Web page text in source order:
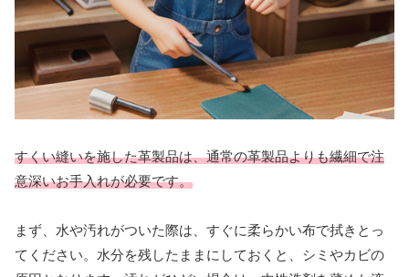
すくい縫いを施した革製品は、通常の革製品よりも繊細で注
意深いお手入れが必要です。
まず、水や汚れがついた際は、すぐに柔らかい布で拭きとっ
てください。水分を残したままにしておくと、シミやカビの